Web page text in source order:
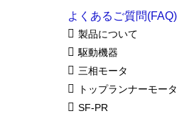
よくあるご質問(FAQ)
製品について
駆動機器
三相モータ
トップランナーモータ
SF-PR